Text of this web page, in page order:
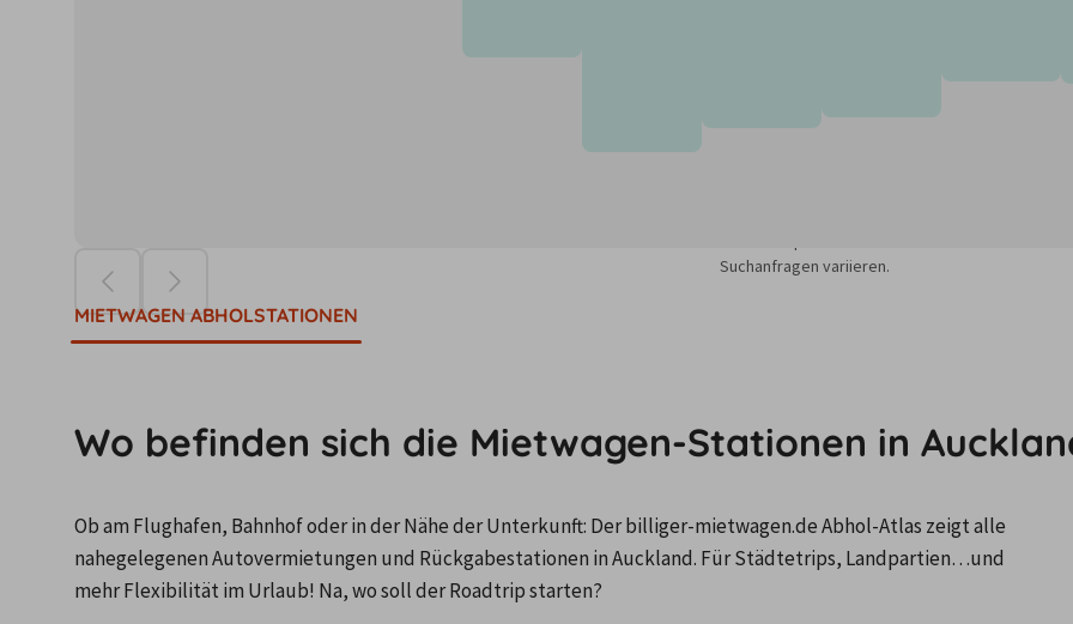
Suchanfragen variieren.
MIETWAGEN ABHOLSTATIONEN
Wo befinden sich die Mietwagen-Stationen in
Ob am Flughafen, Bahnhof oder in der Nähe der Unterkunft: Der billiger-mietwagen.de Abhol-Atlas zeigt alle
nahegelegenen Autovermietungen und Rückgabestationen in Auckland. Für Städtetrips, Landpartien…und
mehr Flexibilität im Urlaub! Na, wo soll der Roadtrip starten?